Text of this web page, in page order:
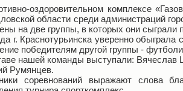
оздоровительном комплексе
области среди администраций
на две группы, в которых они сыграли
г. Краснотурьинска уверенно
победителям другой группы -
нашей команды выступали:
Румянцев.
соревнований выражают слова